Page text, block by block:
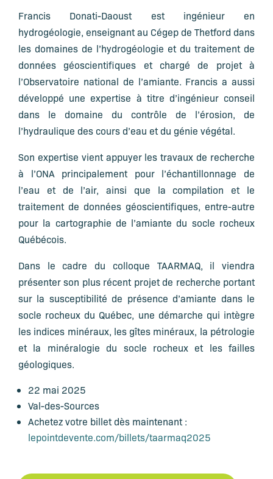
Francis Donati-Daoust est ingénieur en
hydrogéologie, enseignant au Cégep de Thetford dans
les domaines de l’hydrogéologie et du traitement de
données géoscientifiques et chargé de projet à
l’Observatoire national de l’amiante. Francis a aussi
développé une expertise à titre d’ingénieur conseil
dans le domaine du contrôle de l’érosion, de
l’hydraulique des cours d’eau et du génie végétal.
Son expertise vient appuyer les travaux de recherche
à l’ONA principalement pour l’échantillonnage de
l’eau et de l’air, ainsi que la compilation et le
traitement de données géoscientifiques, entre-autre
pour la cartographie de l’amiante du socle rocheux
Québécois.
Dans le cadre du colloque TAARMAQ, il viendra
présenter son plus récent projet de recherche portant
sur la susceptibilité de présence d’amiante dans le
socle rocheux du Québec, une démarche qui intègre
les indices minéraux, les gîtes minéraux, la pétrologie
et la minéralogie du socle rocheux et les failles
géologiques.
22 mai 2025
Val-des-Sources
Achetez votre billet dès maintenant :
lepointdevente.com/billets/taarmaq2025